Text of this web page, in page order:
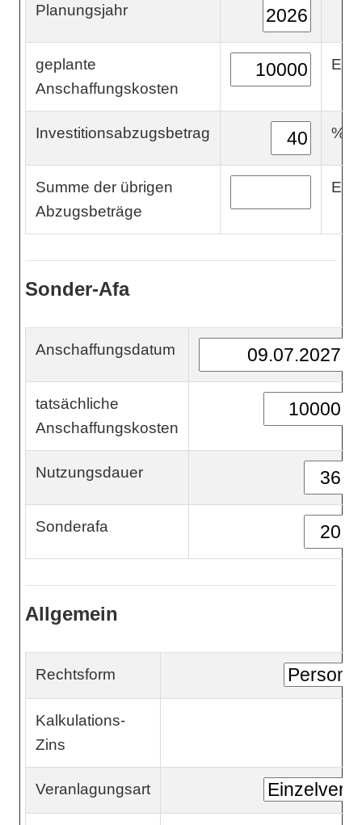
Planungsjahr
geplante
Anschaffungskosten
Investitionsabzugsbetrag %
Summe der übrigen
Abzugsbeträge
Sonder-Afa
Anschaffungsdatum
tatsächliche
Anschaffungskosten
Nutzungsdauer
Sonderafa
Allgemein
Rechtsform
Kalkulations-
Zins
Veranlagungsart